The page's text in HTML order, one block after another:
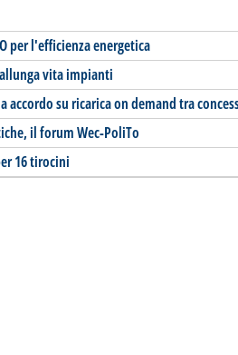
per l'efficienza energetica
vita impianti
accordo su ricarica on demand tra
il forum Wec-PoliTo
16 tirocini